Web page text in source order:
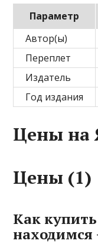
Параметр
Автор(ы)
Переплет
Издатель
Год издания
Цены на
Цены (1)
Как
находимся